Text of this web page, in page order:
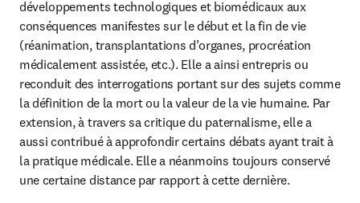
développements technologiques et biomédicaux aux
conséquences manifestes sur le début et la fin de vie
(réanimation, transplantations d’organes, procréation
médicalement assistée, etc.). Elle a ainsi entrepris ou
reconduit des interrogations portant sur des sujets comme
la définition de la mort ou la valeur de la vie humaine. Par
extension, à travers sa critique du paternalisme, elle a
aussi contribué à approfondir certains débats ayant trait à
la pratique médicale. Elle a néanmoins toujours conservé
une certaine distance par rapport à cette dernière.